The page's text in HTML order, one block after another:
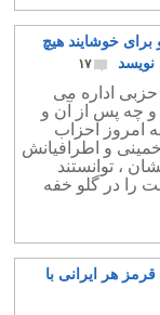
خوشایند هیچ
۱۷
اداره می
و چه پس از آن و
از دهه ۶۰ تا به امروز احزاب
و اطرافیانش
، توانستند
را در گلو خفه
هر ایرانی با